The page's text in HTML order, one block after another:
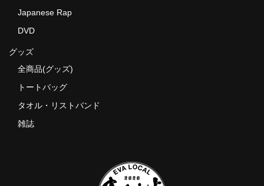
Japanese Rap
DVD
グッズ
全商品(グッズ)
トートバッグ
タオル・リストバンド
雑誌